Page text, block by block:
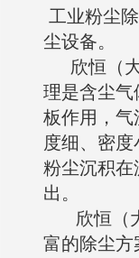
工业粉尘
尘设备。
欣恒（大
理是含尘气
板作用，气
度细、密
粉尘沉积在
出。
欣恒（大
富的除尘方